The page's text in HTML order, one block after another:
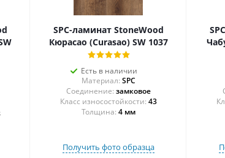
SPC-ламинат StoneWood
Кюрасао (Curasao) SW 1037
Есть в наличии
Материал: SPC
Соединение: замковое
43
Толщина: 4 мм
Получить фото образца